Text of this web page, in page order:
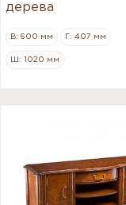
дерева
В: 600 мм Г: 407 мм
Ш: 1020 мм